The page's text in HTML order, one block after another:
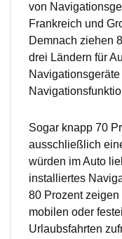
von
Frankreich und
Demnach ziehen
drei Ländern für
Sogar knapp 70
ausschließlich
würden im Auto
installiertes
80 Prozent
mobilen oder
Urlaubsfahrten